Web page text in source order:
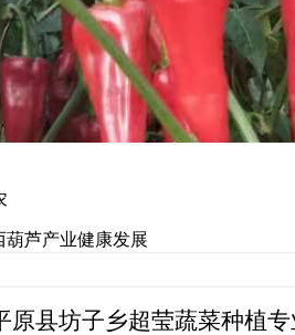
芦产业健康发展
原县坊子乡超莹蔬菜种植